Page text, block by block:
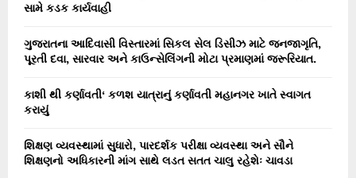
સામે કડક કાર્યવાહી
ગુજરાતના આદિવાસી વિસ્તારમાં સિકલ સેલ ડિસીઝ માટે જનજાગૃતિ,
પૂરતી દવા, સારવાર અને કાઉન્સેલિંગની મોટા પ્રમાણમાં જરૂરિયાત.
કાશી થી કર્ણાવતી‘ કળશ યાત્રાનું કર્ણાવતી મહાનગર ખાતે સ્વાગત
કરાયું
શિક્ષણ વ્યવસ્થામાં સુધારો, પારદર્શક પરીક્ષા વ્યવસ્થા અને સૌને
શિક્ષણનો અધિકારની માંગ સાથે લડત સતત ચાલુ રહેશેઃ ચાવડા